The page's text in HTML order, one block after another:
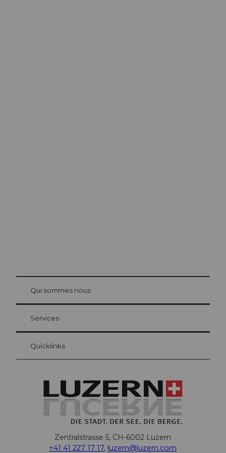
Carte d’hôte Lucerne
Vos avantages en tant qu'hôte pour la nuit
at Bre
Qui sommes nous
Services
Quicklinks
Zentralstrasse 5, CH-6002 Luzern
+41 41 227 17 17, luzern@luzern.com